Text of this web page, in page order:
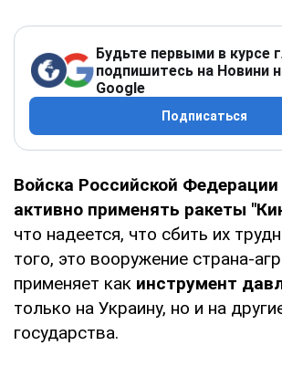
Будьте первыми в курсе
подпишитесь на Новини
Google
Подписаться
Войска Российской
активно применять ракеты
что надеется, что сбить их
того, это вооружение страна-
применяет как инструмент
только на Украину, но и на
государства.